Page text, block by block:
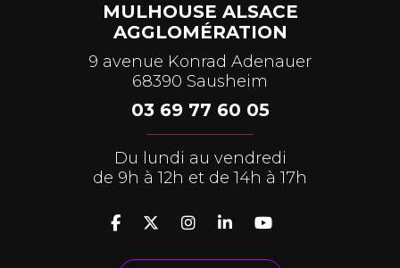
MULHOUSE ALSACE
AGGLOMÉRATION
9 avenue Konrad Adenauer
68390 Sausheim
03 69 77 60 05
Du lundi au vendredi
de 9h à 12h et de 14h à 17h